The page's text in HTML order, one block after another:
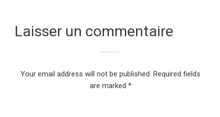
Laisser un commentaire
Your email address will not be published. Required fields
are marked *